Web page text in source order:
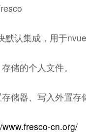
默认集成，用于
储的个人文件。
储器、写入外置存
www.fresco-cn.org/